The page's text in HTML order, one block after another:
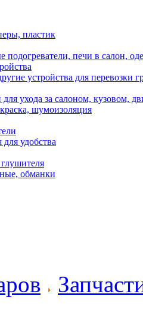
пластик
печи в салон,
устройства для перевозки
ухода за салоном, кузовом,
шумоизоляция
удобства
обманки